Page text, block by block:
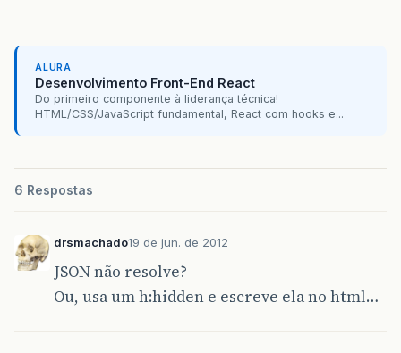
ALURA
Desenvolvimento Front-End React
Do primeiro componente à liderança técnica!
HTML/CSS/JavaScript fundamental, React com hooks e...
6 Respostas
drsmachado19 de jun. de 2012
JSON não resolve?
Ou, usa um h:hidden e escreve ela no html…